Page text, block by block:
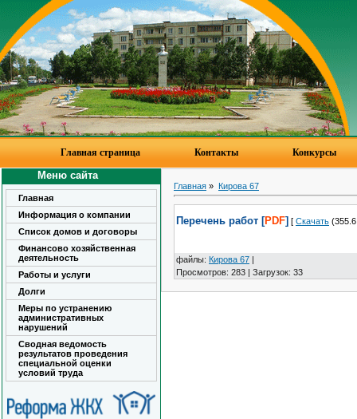
Главная страница Контакты Конкурсы
Меню сайта
Главная
Информация о компании
Список домов и договоры
Финансово хозяйственная
деятельность
Работы и услуги
Долги
Меры по устранению
административных
нарушений
Сводная ведомость
результатов проведения
специальной оценки
условий труда
Главная » Кирова 67
Перечень работ [PDF] [ Скачать
файлы: Кирова 67 |
Просмотров: 283 | Загрузок: 33